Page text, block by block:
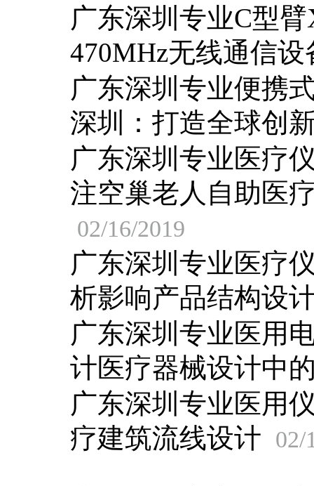
广东深圳专业C型
470MHz无线通信
广东深圳专业便携
深圳：打造全球创
广东深圳专业医疗
注空巢老人自助医
02/16/2019
广东深圳专业医疗
析影响产品结构设
广东深圳专业医用
计医疗器械设计中
广东深圳专业医用
疗建筑流线设计 02/